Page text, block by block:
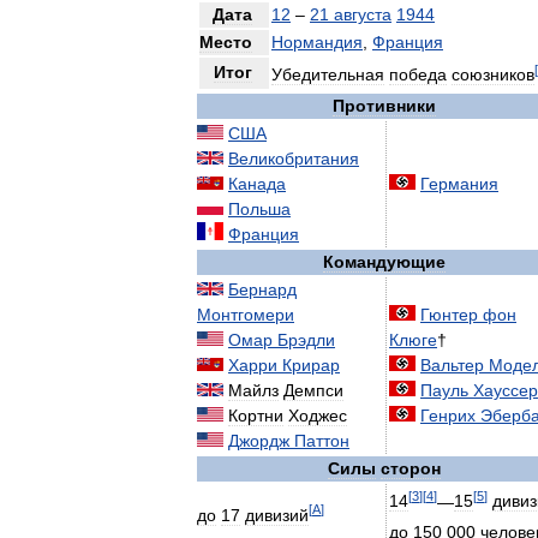
Дата 12 – 21 августа 1944
Место
Нормандия Франция
Итог
Убедительная победа союзников[
Противники
США
Великобритания
Канада
Польша
Франция
Германия
Командующие
Бернард
Монтгомери
Омар Брэдли
Харри Крирар
Майлз Демпси
Кортни Ходжес
Джордж Паттон
Гюнтер фон
Клюге†
Вальтер
Пауль Хауссер
Генрих
Силы сторон
до 17 дивизий[А] 14[3][4]—15[5]
до 150 000